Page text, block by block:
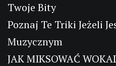
Twoje Bity
Poznaj Te Triki Jeżeli
Muzycznym
JAK MIKSOWAĆ